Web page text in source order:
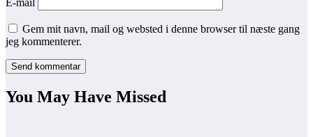
Gem mit navn, mail og websted i denne browser til næste gang
jeg kommenterer.
You May Have Missed